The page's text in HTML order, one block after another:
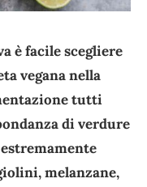
è facile scegliere
vegana nella
tutti
di verdure
melanzane,